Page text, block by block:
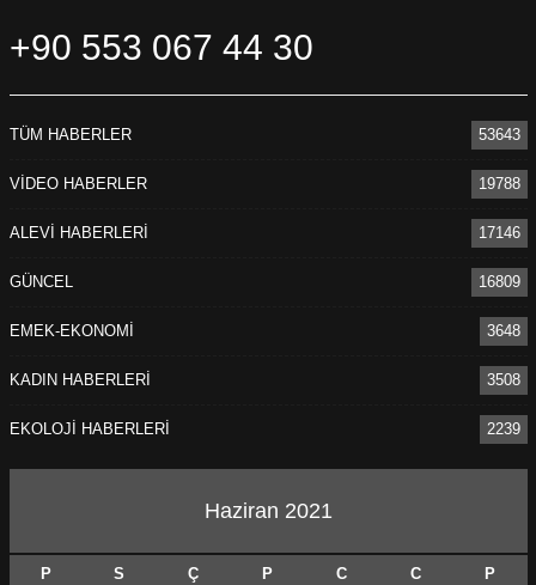
+90 553 067 44 30
TÜM HABERLER 53643
VİDEO HABERLER 19788
ALEVİ HABERLERİ 17146
GÜNCEL 16809
EMEK-EKONOMİ 3648
KADIN HABERLERİ 3508
EKOLOJİ HABERLERİ 2239
Haziran 2021
P S Ç P C C P